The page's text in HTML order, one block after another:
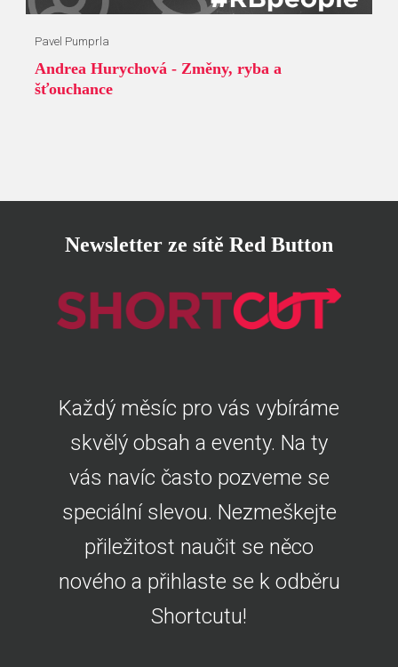
Pavel Pumprla
Andrea Hurychová - Změny, ryba a
šťouchance
Newsletter ze sítě Red Button
Každý měsíc pro vás vybíráme
skvělý obsah a eventy. Na ty
vás navíc často pozveme se
speciální slevou. Nezmeškejte
přiležitost naučit se něco
nového a přihlaste se k odběru
Shortcutu!